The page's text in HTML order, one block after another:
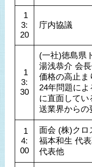
3:
20
庁内協議
3:
30
(一社)徳島県
湯浅恭介 会
価格の高止ま
24年問題に
に直面してい
送業界からの
4:
00
面会 (株)クロ
福本和生 代
代表他